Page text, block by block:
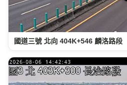
國道三號 北向 404K+546 麟洛路段